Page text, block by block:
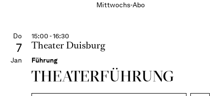
Mittwochs-Abo
Do
7
Jan
15:00 - 16:30
Theater Duisburg
Führung
THEATER­FÜHR­UNG